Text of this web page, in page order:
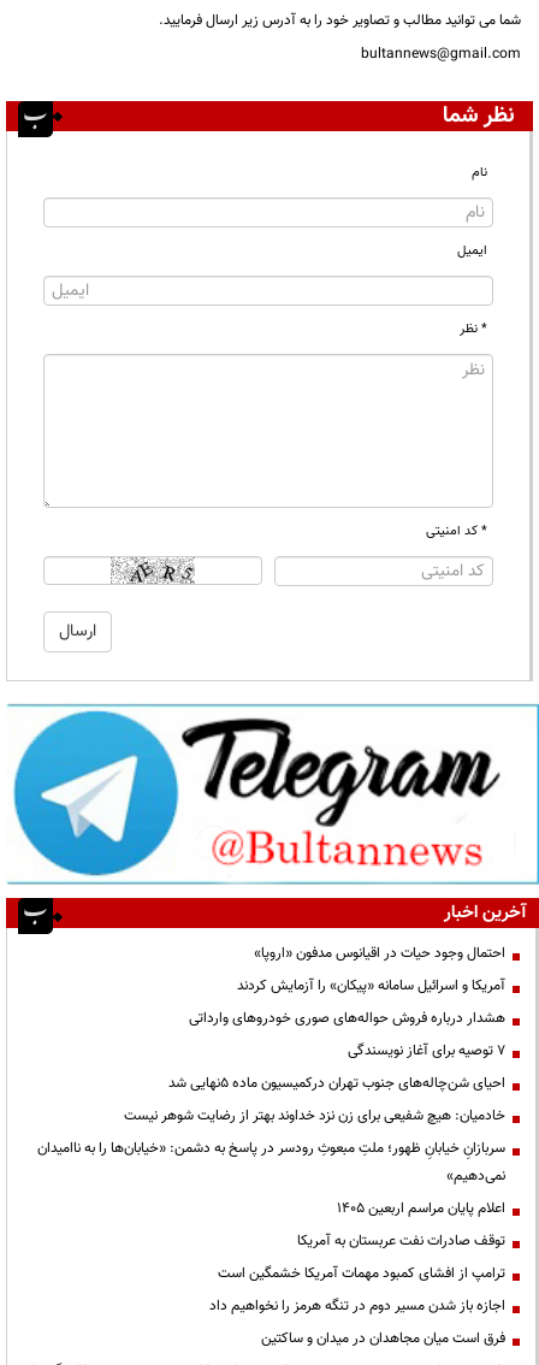
شما می توانید مطالب و تصاویر خود را به آدرس زیر ارسال فرمایید.
bultannews@gmail.com
نظر شما
نام
ایمیل
* نظر
* کد امنیتی
آخرین اخبار
احتمال وجود حیات در اقیانوس مدفون «اروپا»
آمریکا و اسرائیل سامانه «پیکان» را آزمایش کردند
هشدار درباره فروش حواله‌های صوری خودروهای وارداتی
۷ توصیه برای آغاز نویسندگی
احیای شن‌چاله‌های جنوب تهران درکمیسیون ماده ۵نهایی شد
خادمیان: هیچ شفیعی برای زن نزد خداوند بهتر از رضایت شوهر نیست
سربازانِ خیابانِ ظهور؛ ملتِ مبعوثِ رودسر در پاسخ به دشمن: «خیابان‌ها را به ناامیدان
نمی‌دهیم»
اعلام پایان مراسم اربعین ۱۴۰۵
توقف صادرات نفت عربستان به آمریکا
ترامپ از افشای کمبود مهمات آمریکا خشمگین است
اجازه باز شدن مسیر دوم در تنگه هرمز را نخواهیم داد
فرق است میان مجاهدان در میدان و ساکتین